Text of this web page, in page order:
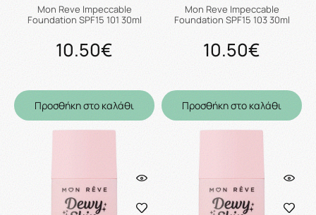
Mon Reve Impeccable
Foundation SPF15 101 30ml
10.50€
Προσθήκη στο καλάθι
Mon Reve Impeccable
Foundation SPF15 103 30ml
10.50€
Προσθήκη στο καλάθι